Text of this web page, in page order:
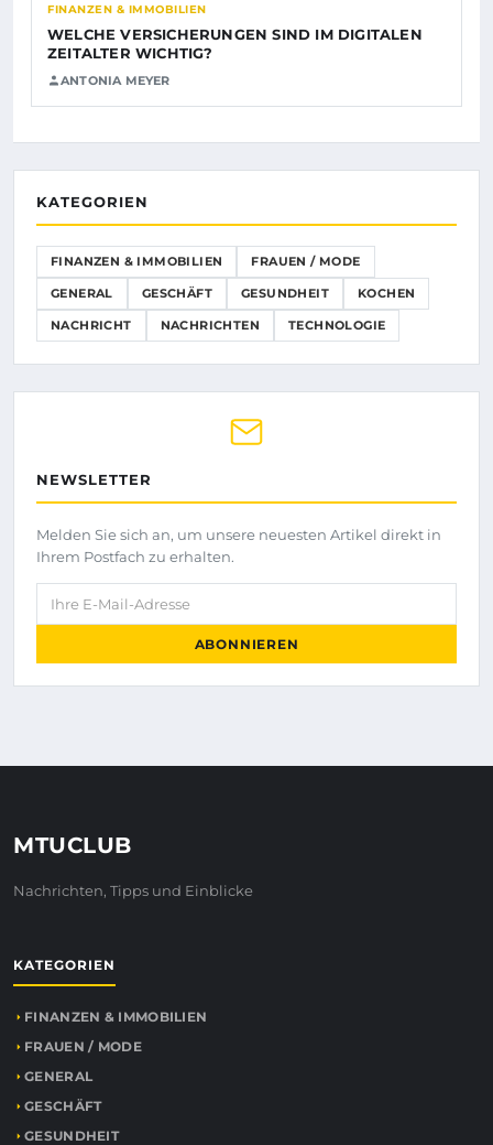
FINANZEN & IMMOBILIEN
WELCHE VERSICHERUNGEN SIND IM DIGITALEN
ZEITALTER WICHTIG?
ANTONIA MEYER
KATEGORIEN
FINANZEN & IMMOBILIEN FRAUEN / MODE
GENERAL GESCHÄFT GESUNDHEIT KOCHEN
NACHRICHT NACHRICHTEN TECHNOLOGIE
NEWSLETTER
Melden Sie sich an, um unsere neuesten Artikel direkt in
Ihrem Postfach zu erhalten.
Ihre E-Mail-Adresse
ABONNIEREN
MTUCLUB
Nachrichten, Tipps und Einblicke
KATEGORIEN
FINANZEN & IMMOBILIEN
FRAUEN / MODE
GENERAL
GESCHÄFT
GESUNDHEIT